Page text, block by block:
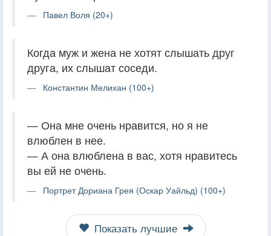
Павел Воля (20+)
Когда муж и жена не хотят слышать друг
друга, их слышат соседи.
Константин Мелихан (100+)
— Она мне очень нравится, но я не
влюблен в нее.
— А она влюблена в вас, хотя нравитесь
вы ей не очень.
Портрет Дориана Грея (Оскар Уайльд) (100+)
Показать лучшие